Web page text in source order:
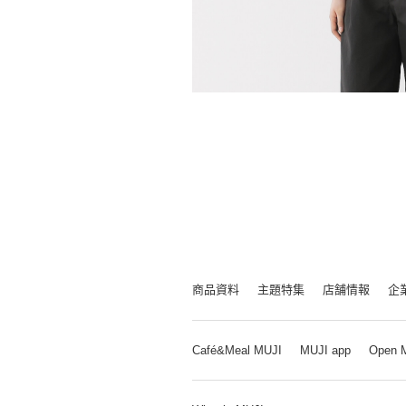
商品資料 主題特集 店舗情報 企
Café&Meal MUJI MUJI app Open